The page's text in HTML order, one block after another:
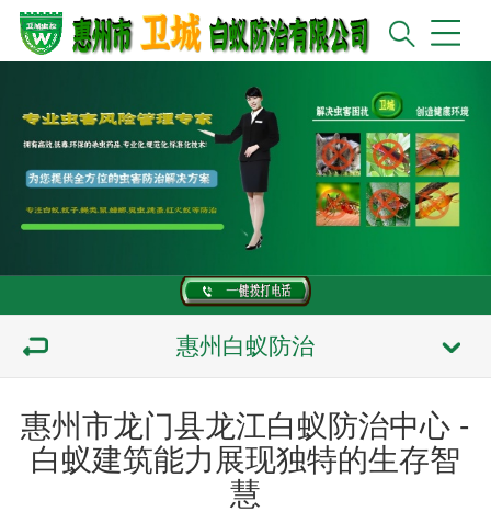
惠州白蚁防治
惠州市龙门县龙江白蚁防治中心 -
白蚁建筑能力展现独特的生存智
慧